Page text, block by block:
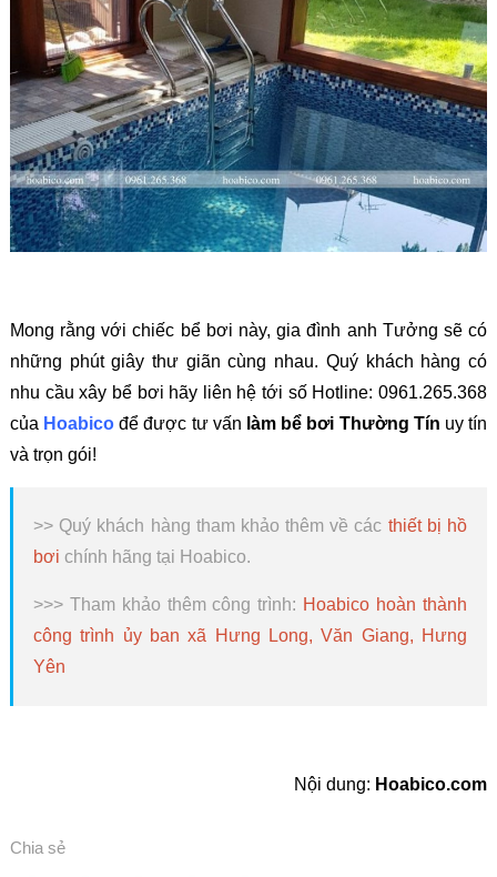
Mong rằng với chiếc bể bơi này, gia đình anh Tưởng sẽ có
những phút giây thư giãn cùng nhau. Quý khách hàng có
nhu cầu xây bể bơi hãy liên hệ tới số Hotline: 0961.265.368
của Hoabico để được tư vấn làm bể bơi Thường Tín uy tín
và trọn gói!
>> Quý khách hàng tham khảo thêm về các thiết bị hồ
bơi chính hãng tại Hoabico.
>>> Tham khảo thêm công trình: Hoabico hoàn thành
công trình ủy ban xã Hưng Long, Văn Giang, Hưng
Yên
Nội dung: Hoabico.com
Chia sẻ